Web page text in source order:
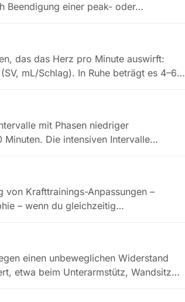
Beendigung einer peak- oder…
das das Herz pro Minute auswirft:
mL/Schlag). In Ruhe beträgt es 4–6
mit Phasen niedriger
Minuten. Die intensiven Intervalle
Krafttrainings-Anpassungen –
– wenn du gleichzeitig
einen unbeweglichen Widerstand
etwa beim Unterarmstütz, Wandsitz